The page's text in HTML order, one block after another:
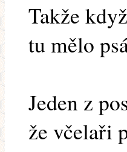
Takže
tu mělo
Jeden z
že včelaři